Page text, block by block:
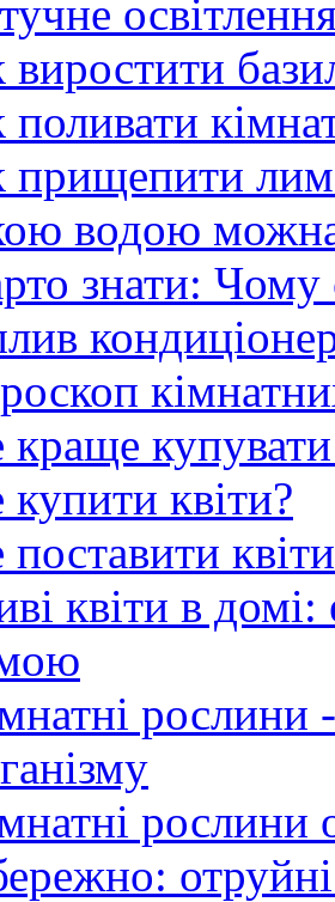
прищепити
водою можна
знати:
квіти?
квіти в
рослини
рослини